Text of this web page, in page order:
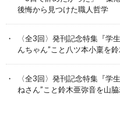
後悔から見つけた職人哲学
〈全3回〉発刊記念特集『学
んちゃん”こと八ツ本小稟を
〈全3回〉発刊記念特集『学
ねさん”こと鈴木亜弥音を山